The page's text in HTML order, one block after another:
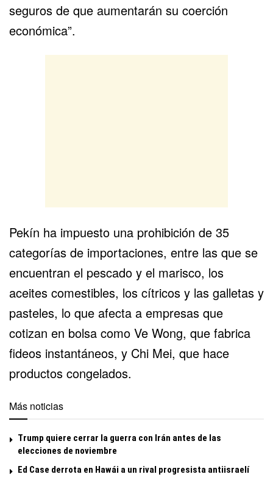
seguros de que aumentarán su coerción
económica”.
Pekín ha impuesto una prohibición de 35
categorías de importaciones, entre las que se
encuentran el pescado y el marisco, los
aceites comestibles, los cítricos y las galletas y
pasteles, lo que afecta a empresas que
cotizan en bolsa como Ve Wong, que fabrica
fideos instantáneos, y Chi Mei, que hace
productos congelados.
Más noticias
Trump quiere cerrar la guerra con Irán antes de las
elecciones de noviembre
Ed Case derrota en Hawái a un rival progresista antiisraelí